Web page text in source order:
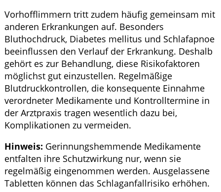
Vorhofflimmern tritt zudem häufig gemeinsam mit
anderen Erkrankungen auf. Besonders
Bluthochdruck, Diabetes mellitus und Schlafapnoe
beeinflussen den Verlauf der Erkrankung. Deshalb
gehört es zur Behandlung, diese Risikofaktoren
möglichst gut einzustellen. Regelmäßige
Blutdruckkontrollen, die konsequente Einnahme
verordneter Medikamente und Kontrolltermine in
der Arztpraxis tragen wesentlich dazu bei,
Komplikationen zu vermeiden.
Hinweis: Gerinnungshemmende Medikamente
entfalten ihre Schutzwirkung nur, wenn sie
regelmäßig eingenommen werden. Ausgelassene
Tabletten können das Schlaganfallrisiko erhöhen.